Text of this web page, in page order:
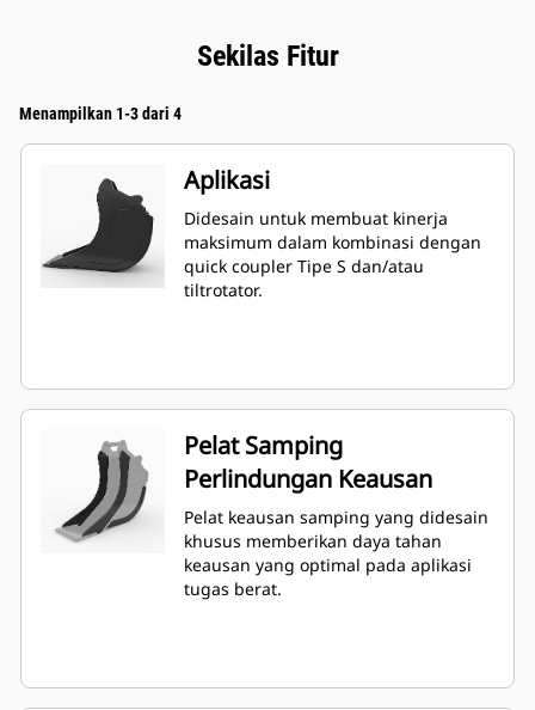
Sekilas Fitur
Menampilkan 1-3 dari 4
Aplikasi
Didesain untuk membuat kinerja
maksimum dalam kombinasi dengan
quick coupler Tipe S dan/atau
tiltrotator.
Pelat Samping
Perlindungan Keausan
Pelat keausan samping yang didesain
khusus memberikan daya tahan
keausan yang optimal pada aplikasi
tugas berat.